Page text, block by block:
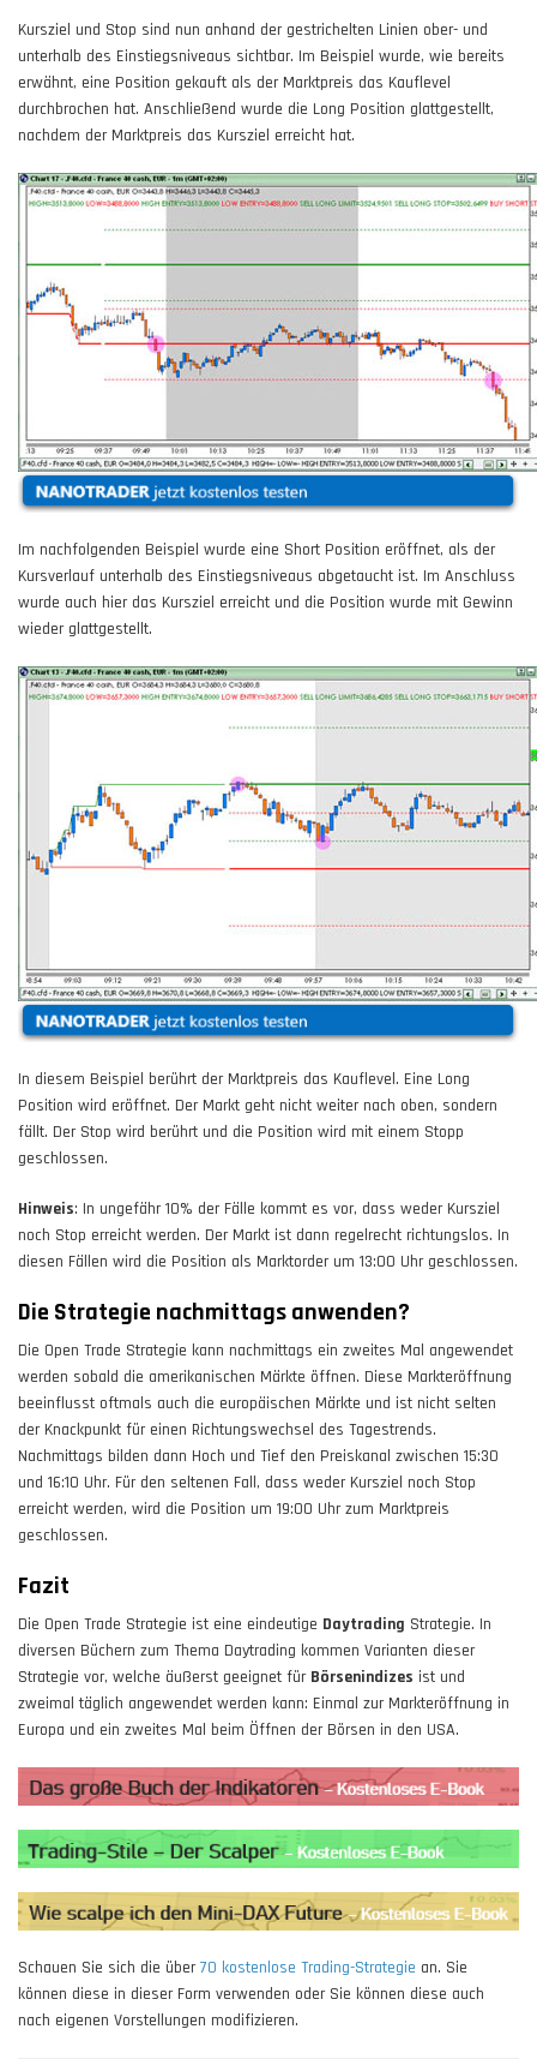
Kursziel und Stop sind nun anhand der gestrichelten Linien ober- und
unterhalb des Einstiegsniveaus sichtbar. Im Beispiel wurde, wie bereits
erwähnt, eine Position gekauft als der Marktpreis das Kauflevel
durchbrochen hat. Anschließend wurde die Long Position glattgestellt,
nachdem der Marktpreis das Kursziel erreicht hat.
Im nachfolgenden Beispiel wurde eine Short Position eröffnet, als der
Kursverlauf unterhalb des Einstiegsniveaus abgetaucht ist. Im Anschluss
wurde auch hier das Kursziel erreicht und die Position wurde mit Gewinn
wieder glattgestellt.
In diesem Beispiel berührt der Marktpreis das Kauflevel. Eine Long
Position wird eröffnet. Der Markt geht nicht weiter nach oben, sondern
fällt. Der Stop wird berührt und die Position wird mit einem Stopp
geschlossen.
Hinweis: In ungefähr 10% der Fälle kommt es vor, dass weder Kursziel
noch Stop erreicht werden. Der Markt ist dann regelrecht richtungslos. In
diesen Fällen wird die Position als Marktorder um 13:00 Uhr geschlossen.
Die Strategie nachmittags anwenden?
Die Open Trade Strategie kann nachmittags ein zweites Mal angewendet
werden sobald die amerikanischen Märkte öffnen. Diese Markteröffnung
beeinflusst oftmals auch die europäischen Märkte und ist nicht selten
der Knackpunkt für einen Richtungswechsel des Tagestrends.
Nachmittags bilden dann Hoch und Tief den Preiskanal zwischen 15:30
und 16:10 Uhr. Für den seltenen Fall, dass weder Kursziel noch Stop
erreicht werden, wird die Position um 19:00 Uhr zum Marktpreis
geschlossen.
Fazit
Die Open Trade Strategie ist eine eindeutige Daytrading Strategie. In
diversen Büchern zum Thema Daytrading kommen Varianten dieser
Strategie vor, welche äußerst geeignet für Börsenindizes ist und
zweimal täglich angewendet werden kann: Einmal zur Markteröffnung in
Europa und ein zweites Mal beim Öffnen der Börsen in den USA.
Schauen Sie sich die über70 kostenlose Trading-Strategie an. Sie
können diese in dieser Form verwenden oder Sie können diese auch
nach eigenen Vorstellungen modifizieren.